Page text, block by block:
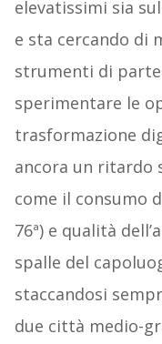
elevatissimi sia
e sta cercando di
strumenti di
sperimentare le
trasformazione
ancora un ritardo
come il consumo
76ª) e qualità
spalle del
staccandosi
due città medio-